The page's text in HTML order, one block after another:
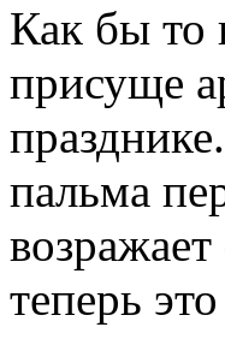
Как бы то
присуще
пальма
теперь